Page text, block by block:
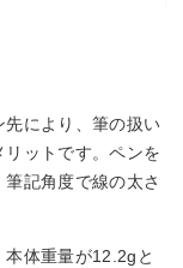
により、筆の扱い
ットです。ペンを
記角度で線の太さ
体重量が12.2gと